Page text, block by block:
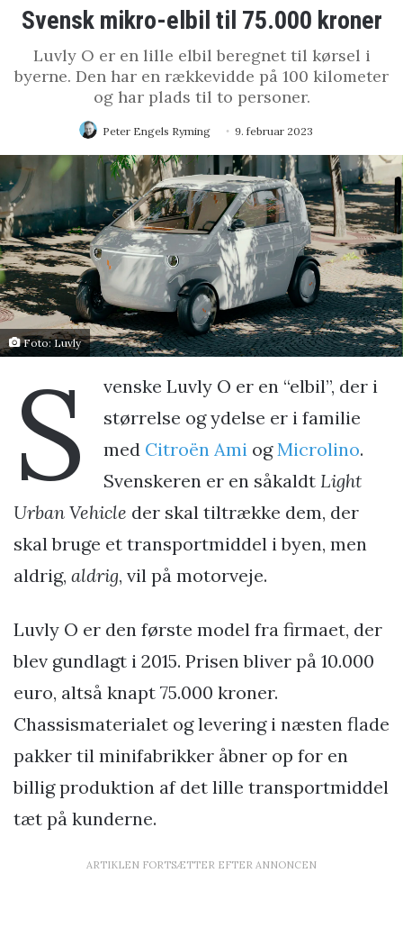
Svensk mikro-elbil til 75.000 kroner
Luvly O er en lille elbil beregnet til kørsel i
byerne. Den har en rækkevidde på 100 kilometer
og har plads til to personer.
Peter Engels Ryming 9. februar 2023
Foto: Luvly
S
venske Luvly O er en “elbil”, der i
størrelse og ydelse er i familie
med Citroën Ami og Microlino.
Svenskeren er en såkaldt Light
Urban Vehicle der skal tiltrække dem, der
skal bruge et transportmiddel i byen, men
aldrig, aldrig, vil på motorveje.
Luvly O er den første model fra firmaet, der
blev gundlagt i 2015. Prisen bliver på 10.000
euro, altså knapt 75.000 kroner.
Chassismaterialet og levering i næsten flade
pakker til minifabrikker åbner op for en
billig produktion af det lille transportmiddel
tæt på kunderne.
ARTIKLEN FORTSÆTTER EFTER ANNONCEN